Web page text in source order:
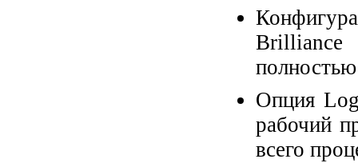
Brilliance
Опция
рабочий
всего